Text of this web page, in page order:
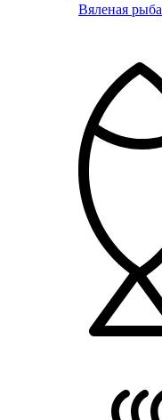
Вяленая рыба